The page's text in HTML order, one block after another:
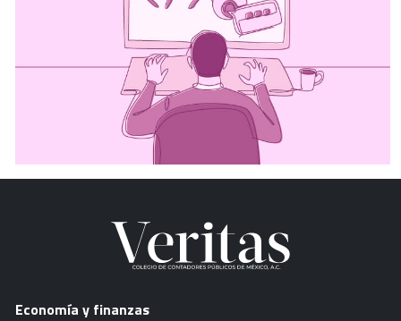
Economía y finanzas